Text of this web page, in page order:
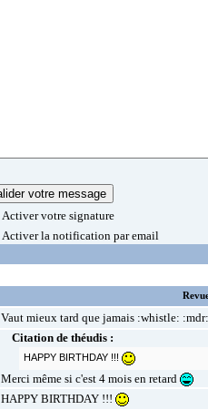
Activer votre signature
Activer la notification par email
Vaut mieux tard que jamais :whistle: :mdr:
Citation de théudis :
HAPPY BIRTHDAY !!!
Merci même si c'est 4 mois en retard
HAPPY BIRTHDAY !!!